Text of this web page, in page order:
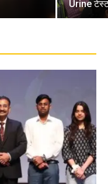
Urine